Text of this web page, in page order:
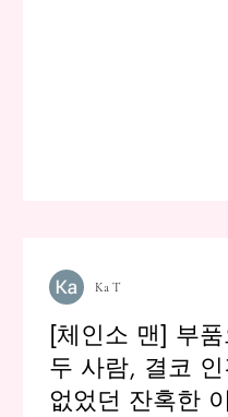
[체인소 맨] 부품
두 사람, 결코 인
없었던 잔혹한
Ka T